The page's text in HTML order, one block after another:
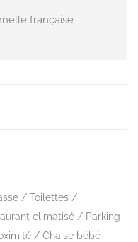
française
Toilettes
climatisé
Parking
Chaise bébé